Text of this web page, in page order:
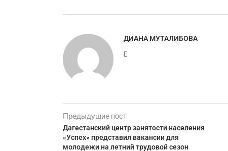
ДИАНА МУТАЛИБОВА
Предыдущие пост
Дагестанский центр занятости населения
«Успех» представил вакансии для
молодежи на летний трудовой сезон